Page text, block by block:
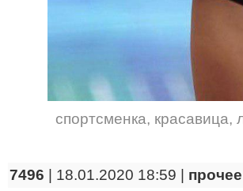
спортсменка, красавица,
7496 | 18.01.2020 18:59 | прочее